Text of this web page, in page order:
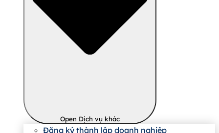
Open Dịch vụ khác
Đăng ký thành lập doanh nghiệp